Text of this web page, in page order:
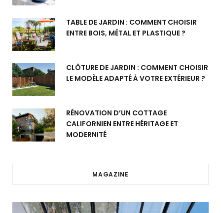
TABLE DE JARDIN : COMMENT CHOISIR
ENTRE BOIS, MÉTAL ET PLASTIQUE ?
CLÔTURE DE JARDIN : COMMENT CHOISIR
LE MODÈLE ADAPTÉ À VOTRE EXTÉRIEUR ?
RÉNOVATION D’UN COTTAGE
CALIFORNIEN ENTRE HÉRITAGE ET
MODERNITÉ
MAGAZINE